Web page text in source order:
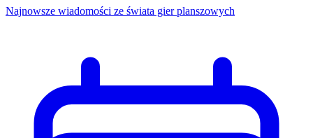
Najnowsze wiadomości ze świata gier planszowych